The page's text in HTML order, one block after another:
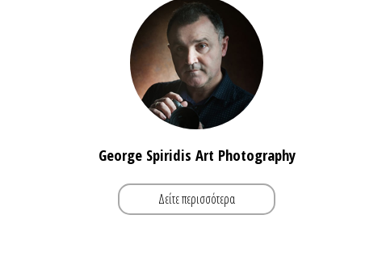
George Spiridis Art Photography
Δείτε περισσότερα